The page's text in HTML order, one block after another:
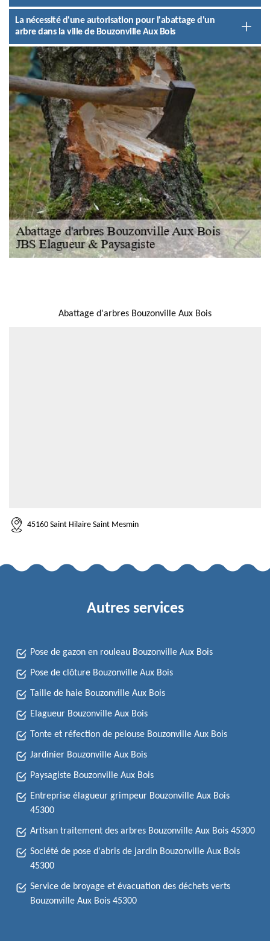
La nécessité d'une autorisation pour l'abattage d'un
arbre dans la ville de Bouzonville Aux Bois
Abattage d'arbres Bouzonville Aux Bois
45160 Saint Hilaire Saint Mesmin
Autres services
Pose de gazon en rouleau Bouzonville Aux Bois
Pose de clôture Bouzonville Aux Bois
Taille de haie Bouzonville Aux Bois
Elagueur Bouzonville Aux Bois
Tonte et réfection de pelouse Bouzonville Aux Bois
Jardinier Bouzonville Aux Bois
Paysagiste Bouzonville Aux Bois
Entreprise élagueur grimpeur Bouzonville Aux Bois
45300
Artisan traitement des arbres Bouzonville Aux Bois 45300
Société de pose d'abris de jardin Bouzonville Aux Bois
45300
Service de broyage et évacuation des déchets verts
Bouzonville Aux Bois 45300